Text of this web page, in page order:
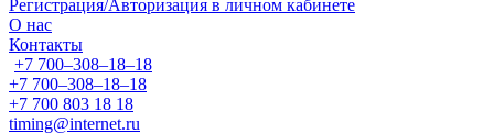
Регистрация/Авторизация в личном кабинете
О нас
Контакты
+7 700‒308‒18‒18
+7 700‒308‒18‒18
+7 700 803 18 18
timing@internet.ru